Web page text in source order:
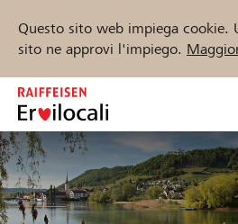
Questo sito web impiega cookie.
sito ne approvi l'impiego.
Zum
Inhalt
springen
Inizia ora